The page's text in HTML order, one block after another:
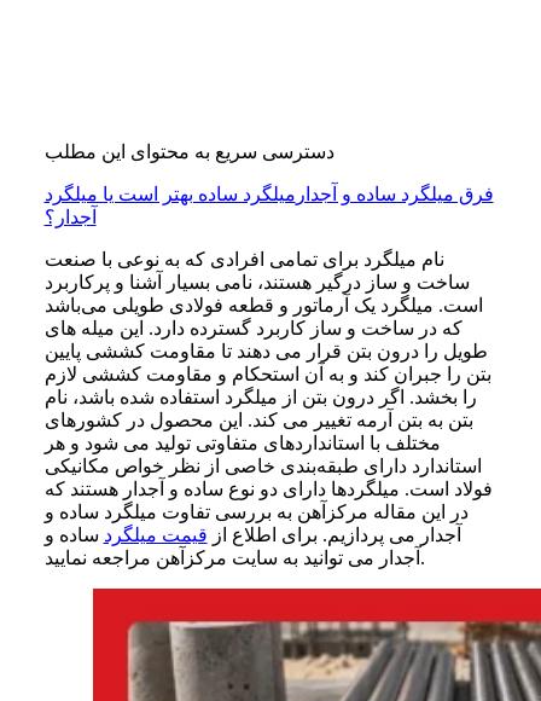
دسترسی سریع به محتوای این مطلب
فرق میلگرد ساده و آجدار میلگرد ساده بهتر است یا میلگرد
آجدار؟
نام میلگرد برای تمامی افرادی که به‌ نوعی با صنعت
ساخت‌ و ساز درگیر هستند، نامی بسیار آشنا و پرکاربرد
است. میلگرد یک آرماتور و قطعه فولادی طویلی می‌باشد
که در ساخت‌ و ساز کاربرد گسترده دارد. این میله‌ های
طویل را درون بتن قرار می‌ دهند تا مقاومت کششی پایین
بتن را جبران کند و به آن استحکام و مقاومت کششی لازم
را بخشد. اگر درون بتن از میلگرد استفاده شده باشد، نام
بتن به بتن آرمه تغییر می‌ کند. این محصول در کشورهای
مختلف با استانداردهای متفاوتی تولید می‌ شود و هر
استاندارد دارای طبقه‌بندی خاصی از نظر خواص مکانیکی
فولاد است. میلگردها دارای دو نوع ساده و آجدار هستند که
در این مقاله مرکزآهن به بررسی تفاوت میلگرد ساده و
آجدار می‌ پردازیم. برای اطلاع از قیمت میلگرد ساده و
آجدار می توانید به سایت مرکزآهن مراجعه نمایید.